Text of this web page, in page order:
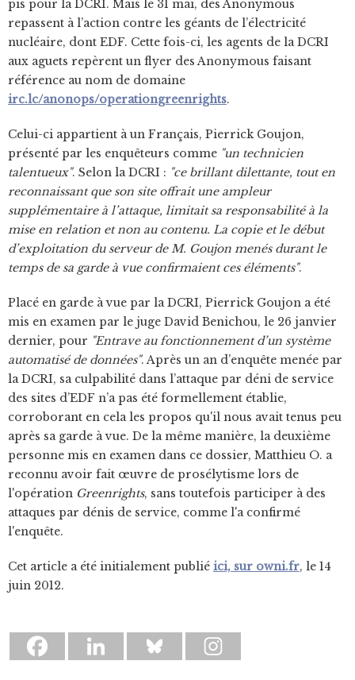
pis pour la DCRI. Mais le 31 mai, des Anonymous
repassent à l’action contre les géants de l’électricité
nucléaire, dont EDF. Cette fois-ci, les agents de la DCRI
aux aguets repèrent un flyer des Anonymous faisant
référence au nom de domaine
irc.lc/anonops/operationgreenrights.
Celui-ci appartient à un Français, Pierrick Goujon,
présenté par les enquêteurs comme "un technicien
talentueux". Selon la DCRI : "ce brillant dilettante, tout en
reconnaissant que son site offrait une ampleur
supplémentaire à l’attaque, limitait sa responsabilité à la
mise en relation et non au contenu. La copie et le début
d’exploitation du serveur de M. Goujon menés durant le
temps de sa garde à vue confirmaient ces éléments".
Placé en garde à vue par la DCRI, Pierrick Goujon a été
mis en examen par le juge David Benichou, le 26 janvier
dernier, pour "Entrave au fonctionnement d’un système
automatisé de données". Après un an d’enquête menée par
la DCRI, sa culpabilité dans l’attaque par déni de service
des sites d’EDF n’a pas été formellement établie,
corroborant en cela les propos qu'il nous avait tenus peu
après sa garde à vue. De la même manière, la deuxième
personne mis en examen dans ce dossier, Matthieu O. a
reconnu avoir fait œuvre de prosélytisme lors de
l'opération Greenrights, sans toutefois participer à des
attaques par dénis de service, comme l'a confirmé
l'enquête.
Cet article a été initialement publié ici, sur owni.fr, le 14
juin 2012.